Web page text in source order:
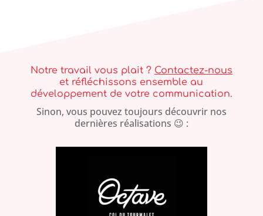
Notre travail vous plait ? Contactez-nous
et réfléchissons ensemble au
développement de votre communication.
Sinon, vous pouvez toujours découvrir nos
dernières réalisations 😉 :